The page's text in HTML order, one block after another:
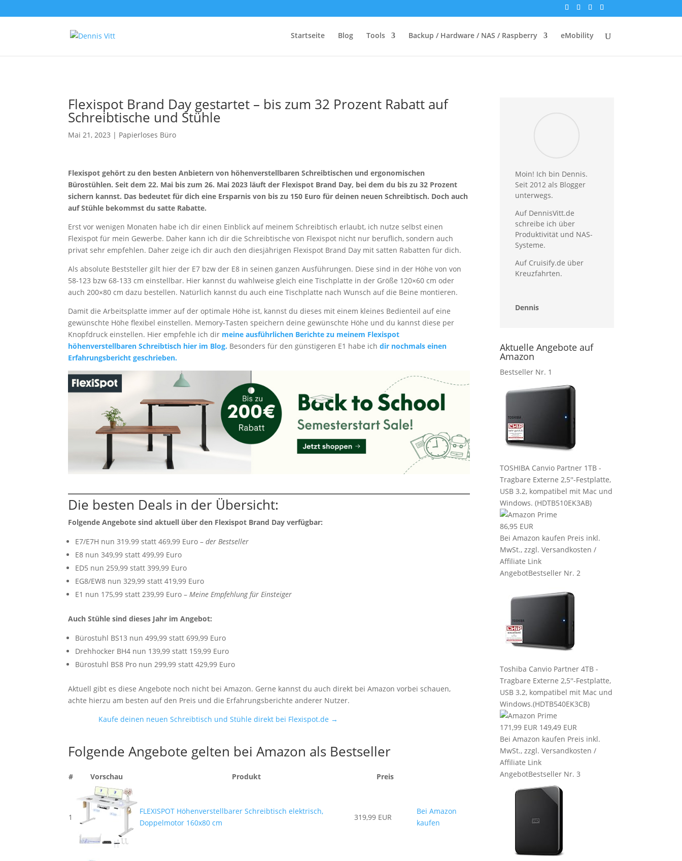
Startseite Blog Tools Backup / Hardware / NAS / Raspberry eMobility
Flexispot Brand Day gestartet – bis zum 32 Prozent Rabatt auf
Schreibtische und Stühle
Mai 21, 2023 | Papierloses Büro
Flexispot gehört zu den besten Anbietern von höhenverstellbaren Schreibtischen und ergonomischen
Bürostühlen. Seit dem 22. Mai bis zum 26. Mai 2023 läuft der Flexispot Brand Day, bei dem du bis zu 32 Prozent
sichern kannst. Das bedeutet für dich eine Ersparnis von bis zu 150 Euro für deinen neuen Schreibtisch. Doch auch
auf Stühle bekommst du satte Rabatte.
Erst vor wenigen Monaten habe ich dir einen Einblick auf meinem Schreibtisch erlaubt, ich nutze selbst einen
Flexispot für mein Gewerbe. Daher kann ich dir die Schreibtische von Flexispot nicht nur beruflich, sondern auch
privat sehr empfehlen. Daher zeige ich dir auch den diesjährigen Flexispot Brand Day mit satten Rabatten für dich.
Als absolute Beststeller gilt hier der E7 bzw der E8 in seinen ganzen Ausführungen. Diese sind in der Höhe von von
58-123 bzw 68-133 cm einstellbar. Hier kannst du wahlweise gleich eine Tischplatte in der Größe 120×60 cm oder
auch 200×80 cm dazu bestellen. Natürlich kannst du auch eine Tischplatte nach Wunsch auf die Beine montieren.
Damit die Arbeitsplatte immer auf der optimale Höhe ist, kannst du dieses mit einem kleines Bedienteil auf eine
gewünschte Höhe flexibel einstellen. Memory-Tasten speichern deine gewünschte Höhe und du kannst diese per
Knopfdruck einstellen. Hier empfehle ich dir meine ausführlichen Berichte zu meinem Flexispot
höhenverstellbaren Schreibtisch hier im Blog. Besonders für den günstigeren E1 habe ich dir nochmals einen
Erfahrungsbericht geschrieben.
Die besten Deals in der Übersicht:
Folgende Angebote sind aktuell über den Flexispot Brand Day verfügbar:
E7/E7H nun 319.99 statt 469,99 Euro –der Bestseller
E8 nun 349,99 statt 499,99 Euro
ED5 nun 259,99 statt 399,99 Euro
EG8/EW8 nun 329,99 statt 419,99 Euro
E1 nun 175,99 statt 239,99 Euro –Meine Empfehlung für Einsteiger
Auch Stühle sind dieses Jahr im Angebot:
Bürostuhl BS13 nun 499,99 statt 699,99 Euro
Drehhocker BH4 nun 139,99 statt 159,99 Euro
Bürostuhl BS8 Pro nun 299,99 statt 429,99 Euro
Aktuell gibt es diese Angebote noch nicht bei Amazon. Gerne kannst du auch direkt bei Amazon vorbei schauen,
achte hierzu am besten auf den Preis und die Erfahrungsberichte anderer Nutzer.
Kaufe deinen neuen Schreibtisch und Stühle direkt bei Flexispot.de →
Folgende Angebote gelten bei Amazon als Bestseller
# Vorschau Produkt Preis
1
FLEXISPOT Höhenverstellbarer Schreibtisch elektrisch,
Doppelmotor 160x80 cm
319,99 EUR
Bei Amazon
kaufen
Moin! Ich bin Dennis.
Seit 2012 als Blogger
unterwegs.
Auf DennisVitt.de
schreibe ich über
Produktivität und NAS-
Systeme.
Auf Cruisify.de über
Kreuzfahrten.
Dennis
Aktuelle Angebote auf
Amazon
Bestseller Nr. 1
TOSHIBA Canvio Partner 1TB -
Tragbare Externe 2,5''-Festplatte,
USB 3.2, kompatibel mit Mac und
Windows. (HDTB510EK3AB)
86,95 EUR
Bei Amazon kaufen Preis inkl.
MwSt., zzgl. Versandkosten /
Affiliate Link
AngebotBestseller Nr. 2
Toshiba Canvio Partner 4TB -
Tragbare Externe 2,5''-Festplatte,
USB 3.2, kompatibel mit Mac und
Windows.(HDTB540EK3CB)
171,99 EUR 149,49 EUR
Bei Amazon kaufen Preis inkl.
MwSt., zzgl. Versandkosten /
Affiliate Link
AngebotBestseller Nr. 3